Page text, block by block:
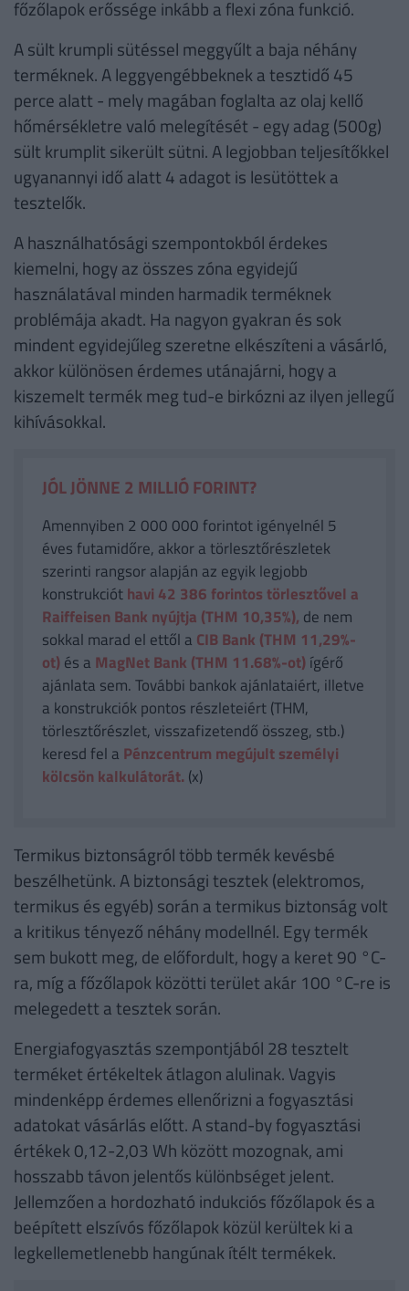
főzőlapok erőssége inkább a flexi zóna funkció.
A sült krumpli sütéssel meggyűlt a baja néhány
terméknek. A leggyengébbeknek a tesztidő 45
perce alatt - mely magában foglalta az olaj kellő
hőmérsékletre való melegítését - egy adag (500g)
sült krumplit sikerült sütni. A legjobban teljesítőkkel
ugyanannyi idő alatt 4 adagot is lesütöttek a
tesztelők.
A használhatósági szempontokból érdekes
kiemelni, hogy az összes zóna egyidejű
használatával minden harmadik terméknek
problémája akadt. Ha nagyon gyakran és sok
mindent egyidejűleg szeretne elkészíteni a vásárló,
akkor különösen érdemes utánajárni, hogy a
kiszemelt termék meg tud-e birkózni az ilyen jellegű
kihívásokkal.
JÓL JÖNNE 2 MILLIÓ FORINT?
Amennyiben 2 000 000 forintot igényelnél 5
éves futamidőre, akkor a törlesztőrészletek
szerinti rangsor alapján az egyik legjobb
konstrukcióthavi 42 386 forintos törlesztővel a
Raiffeisen Bank nyújtja (THM 10,35%), de nem
sokkal marad el ettől a CIB Bank (THM 11,29%-
ot)és a MagNet Bank (THM 11.68%-ot)ígérő
ajánlata sem. További bankok ajánlataiért, illetve
a konstrukciók pontos részleteiért (THM,
törlesztőrészlet, visszafizetendő összeg, stb.)
keresd fel a Pénzcentrum megújult személyi
kölcsön kalkulátorát. (x)
Termikus biztonságról több termék kevésbé
beszélhetünk. A biztonsági tesztek (elektromos,
termikus és egyéb) során a termikus biztonság volt
a kritikus tényező néhány modellnél. Egy termék
sem bukott meg, de előfordult, hogy a keret 90 °C-
ra, míg a főzőlapok közötti terület akár 100 °C-re is
melegedett a tesztek során.
Energiafogyasztás szempontjából 28 tesztelt
terméket értékeltek átlagon alulinak. Vagyis
mindenképp érdemes ellenőrizni a fogyasztási
adatokat vásárlás előtt. A stand-by fogyasztási
értékek 0,12-2,03 Wh között mozognak, ami
hosszabb távon jelentős különbséget jelent.
Jellemzően a hordozható indukciós főzőlapok és a
beépített elszívós főzőlapok közül kerültek ki a
legkellemetlenebb hangúnak ítélt termékek.